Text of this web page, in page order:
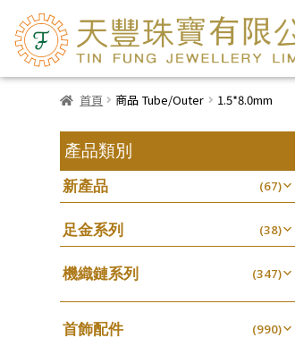
首頁 商品 Tube/Outer 1.5*8.0mm
產品類別
新產品 (67)
足金系列 (38)
機織鏈系列 (347)
珠仔鏈 (25)
镶口链 (61)
首飾配件 (990)